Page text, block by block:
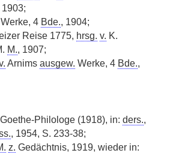
4 Bde., 1904;
Reise 1775, hrsg. v. K.
M., 1907;
Arnims ausgew. Werke, 4 Bde.,
Philologe (1918), in: ders.,
, 1954, S. 233-38;
z. Gedächtnis, 1919, wieder in: